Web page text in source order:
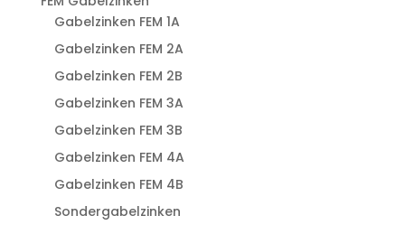
Gabelzinken FEM 1A
Gabelzinken FEM 2A
Gabelzinken FEM 2B
Gabelzinken FEM 3A
Gabelzinken FEM 3B
Gabelzinken FEM 4A
Gabelzinken FEM 4B
Sondergabelzinken